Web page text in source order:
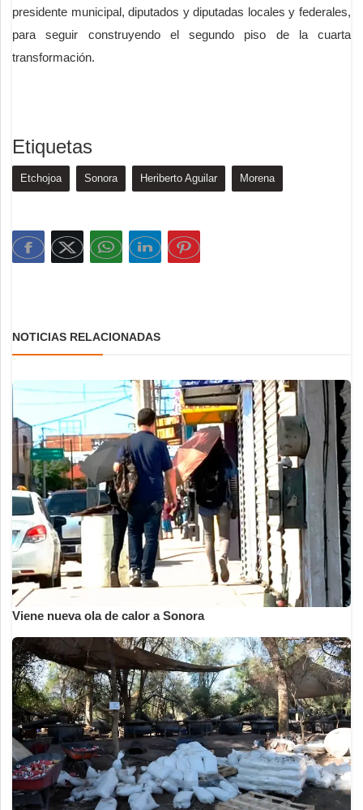
presidente municipal, diputados y diputadas locales y federales,
para seguir construyendo el segundo piso de la cuarta
transformación.
Etiquetas
Etchojoa Sonora Heriberto Aguilar Morena
NOTICIAS RELACIONADAS
Viene nueva ola de calor a Sonora